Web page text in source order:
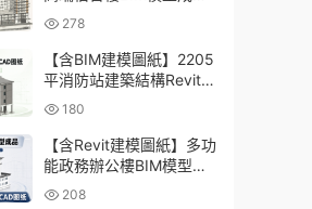
品，包含建築+結構兩大
專業Revit模型及全套建模
CAD圖紙
278
【含BIM建模圖紙】2205
平消防站建築結構Revit模
型成品，包含全套BIM建
模CAD圖紙下載
180
【含Revit建模圖紙】多功
能政務辦公樓BIM模型成
品，包含建築+結構+機電
208